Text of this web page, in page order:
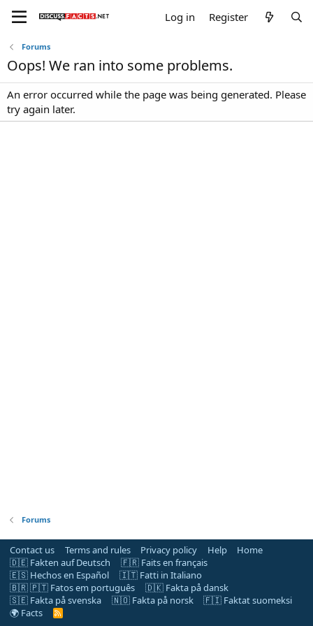
Log in Register
Forums
Oops! We ran into some problems.
An error occurred while the page was being generated. Please
try again later.
Forums
Contact us Terms and rules Privacy policy Help
Home
🇩🇪 Fakten auf Deutsch
🇫🇷 Faits en français
🇪🇸 Hechos en Español
🇮🇹 Fatti in Italiano
🇧🇷 🇵🇹 Fatos em português
🇩🇰 Fakta på dansk
🇸🇪 Fakta på svenska
🇳🇴 Fakta på norsk
🇫🇮 Faktat suomeksi
🌍 Facts
R